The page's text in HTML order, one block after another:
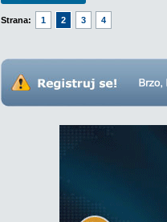
Strana: 1 2 3 4